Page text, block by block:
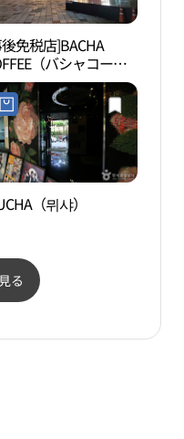
免税店]BACHA
（バシャコーヒ
・チョンダム（清
フラッグシップスト
샤커피 청담 플래그
토어)
（뮈샤）
る